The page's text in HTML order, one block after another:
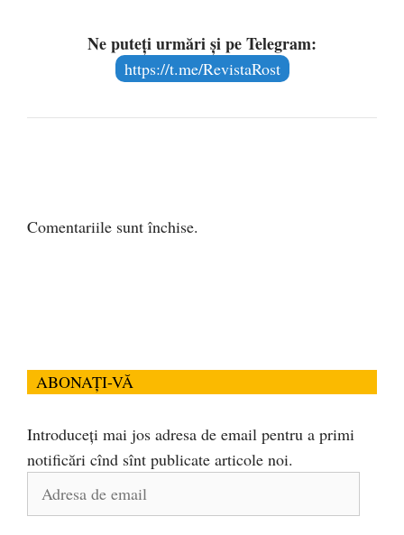
Ne puteți urmări și pe Telegram:
https://t.me/RevistaRost
Comentariile sunt închise.
ABONAȚI-VĂ
Introduceți mai jos adresa de email pentru a primi
notificări cînd sînt publicate articole noi.
Adresa